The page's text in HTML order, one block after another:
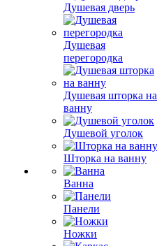
Душевая дверь
Душевая
перегородка
Душевая шторка на
ванну
Душевой уголок
Шторка на ванну
Ванна
Панели
Ножки